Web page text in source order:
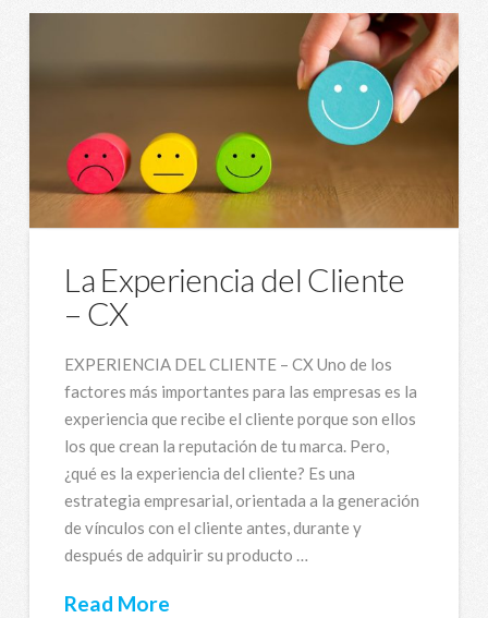
La Experiencia del Cliente
– CX
EXPERIENCIA DEL CLIENTE – CX Uno de los
factores más importantes para las empresas es la
experiencia que recibe el cliente porque son ellos
los que crean la reputación de tu marca. Pero,
¿qué es la experiencia del cliente? Es una
estrategia empresarial, orientada a la generación
de vínculos con el cliente antes, durante y
después de adquirir su producto …
Read More